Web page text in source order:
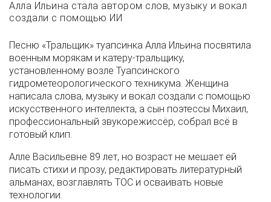
Алла Ильина стала автором слов, музыку и вокал
создали с помощью ИИ
Песню «Тральщик» туапсинка Алла Ильина посвятила
военным морякам и катеру-тральщику,
установленному возле Туапсинского
гидрометеорологического техникума. Женщина
написала слова, музыку и вокал создали с помощью
искусственного интеллекта, а сын поэтессы Михаил,
профессиональный звукорежиссёр, собрал всё в
готовый клип.
Алле Васильевне 89 лет, но возраст не мешает ей
писать стихи и прозу, редактировать литературный
альманах, возглавлять ТОС и осваивать новые
технологии.